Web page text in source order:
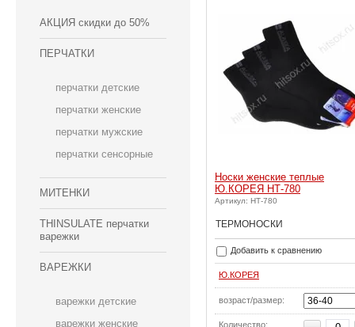
АКЦИЯ скидки до 50%
ПЕРЧАТКИ
перчатки детские
перчатки женские
перчатки мужские
перчатки сенсорные
МИТЕНКИ
THINSULATE перчатки
варежки
ВАРЕЖКИ
варежки детские
варежки женские
Носки женские теплые
Ю.КОРЕЯ НТ-780
Артикул: НТ-780
ТЕРМОНОСКИ
Добавить к сравнению
Ю.КОРЕЯ
возраст/размер:
Количество: